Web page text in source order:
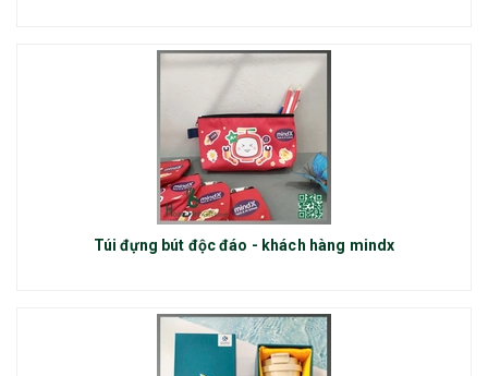
Túi đựng bút độc đáo - khách hàng mindx